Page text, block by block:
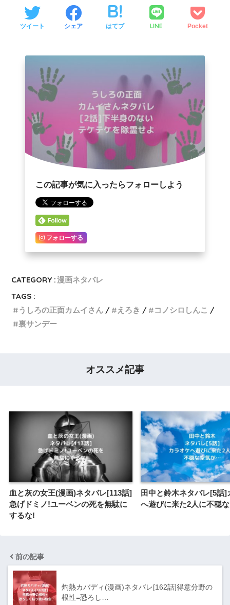
ツイート シェア はてブ LINE Pocket
この記事が気に入ったらフォローしよう
フォローする
CATEGORY :漫画ネタバレ
TAGS :
うしろの正面カムイさん
えろき
コノシロしんこ
裏サンデー
オススメ記事
血と灰の女王(漫画)ネタバレ[113話]
急げドミノ!ユーベンの死を無駄に
するな!
田中と鈴木ネタバレ[5話]
へ遊びに来た2人に不穏
前の記事
灼熱カバディ(漫画)ネタバレ[162話]得意分野の
根性=恐ろし…